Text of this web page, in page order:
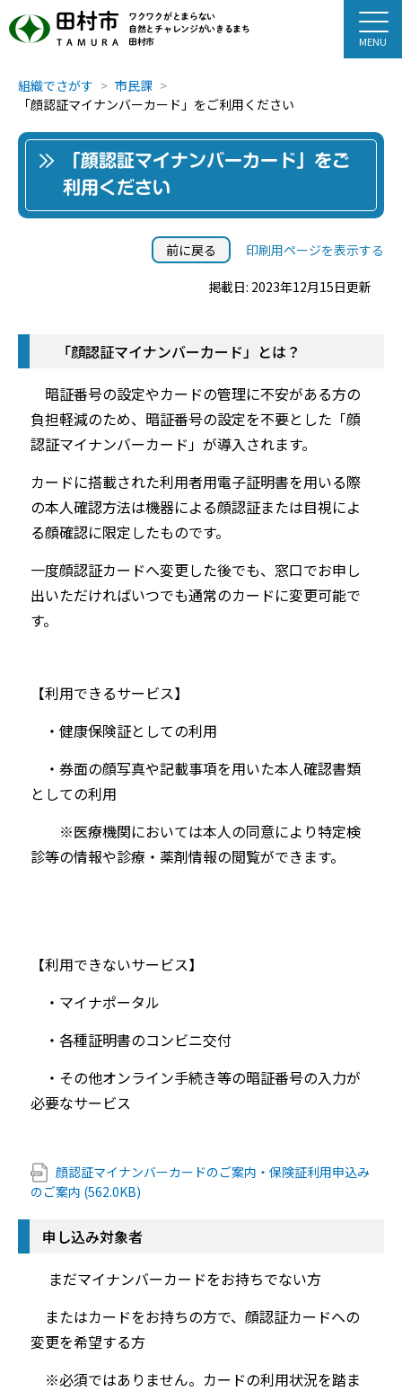
田村市
TAMURA
ワクワクがとまらない
自然とチャレンジがいきるまち
田村市
組織でさがす
市民課
「顔認証マイナンバーカード」をご利用ください
「顔認証マイナンバーカード」をご
利用ください
前に戻る 印刷用ページを表示する
掲載日: 2023年12月15日更新
「顔認証マイナンバーカード」とは？
暗証番号の設定やカードの管理に不安がある方の
負担軽減のため、暗証番号の設定を不要とした「顔
認証マイナンバーカード」が導入されます。
カードに搭載された利用者用電子証明書を用いる際
の本人確認方法は機器による顔認証または目視によ
る顔確認に限定したものです。
一度顔認証カードへ変更した後でも、窓口でお申し
出いただければいつでも通常のカードに変更可能で
す。
【利用できるサービス】
・健康保険証としての利用
・券面の顔写真や記載事項を用いた本人確認書類
としての利用
※医療機関においては本人の同意により特定検
診等の情報や診療・ 薬剤情報の閲覧ができます。
【利用できないサービス】
・マイナポータル
・各種証明書のコンビニ交付
・その他オンライン手続き等の暗証番号の入力が
必要なサービス
顔認証マイナンバーカードのご案内・保険証利用申込み
のご案内 (562.0KB)
申し込み対象者
まだマイナンバーカードをお持ちでない方
またはカードをお持ちの方で、 顔認証カードへの
変更を希望する方
※必須ではありません。カードの利用状況を踏ま